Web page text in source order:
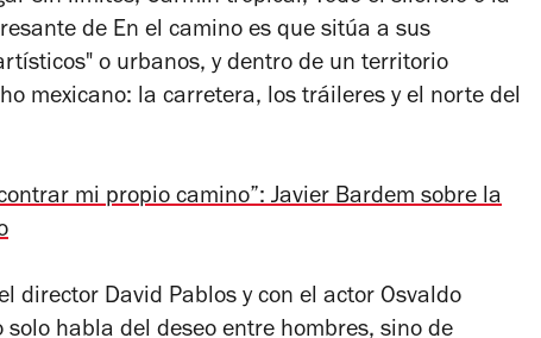
de En el camino es que sitúa a sus
o urbanos, y dentro de un territorio
mexicano: la carretera, los tráileres y el norte del
mi propio camino”: Javier Bardem sobre la
director David Pablos y con el actor Osvaldo
solo habla del deseo entre hombres, sino de